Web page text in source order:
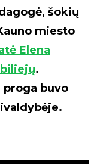
šokių
miesto
Elena
.
proga buvo